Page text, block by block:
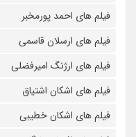
فیلم های احمد پورمخبر
فیلم های ارسلان قاسمی
فیلم های ارژنگ امیرفضلی
فیلم های اشکان اشتیاق
فیلم های اشکان خطیبی